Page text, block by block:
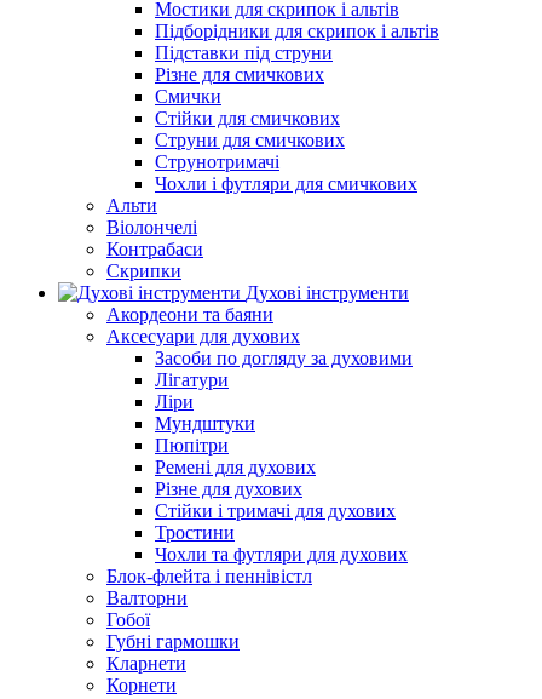
Мостики для скрипок і альтів
Підборiдники для скрипок і альтів
Підставки під струни
Різне для смичкових
Смички
Стійки для смичкових
Струни для смичкових
Струнотримачі
Чохли і футляри для смичкових
Альти
Віолончелі
Контрабаси
Скрипки
Духові інструменти
Акордеони та баяни
Аксесуари для духових
Засоби по догляду за духовими
Лігатури
Ліри
Мундштуки
Пюпітри
Ремені для духових
Різне для духових
Стійки і тримачі для духових
Тростини
Чохли та футляри для духових
Блок-флейта і пеннівістл
Валторни
Гобої
Губні гармошки
Кларнети
Корнети